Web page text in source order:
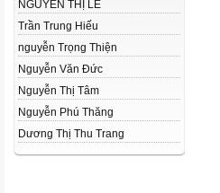
NGUYỄN THỊ LỄ
Trần Trung Hiếu
nguyễn Trọng Thiện
Nguyễn Văn Đức
Nguyễn Thị Tâm
Nguyễn Phú Thăng
Dương Thị Thu Trang